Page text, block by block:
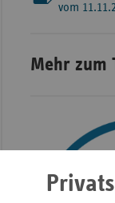
vom
Mehr zum